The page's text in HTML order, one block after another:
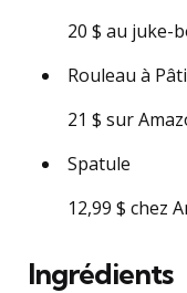
20 $ au juke-
Rouleau à
21 $ sur
Spatule
12,99 $ chez
Ingrédients